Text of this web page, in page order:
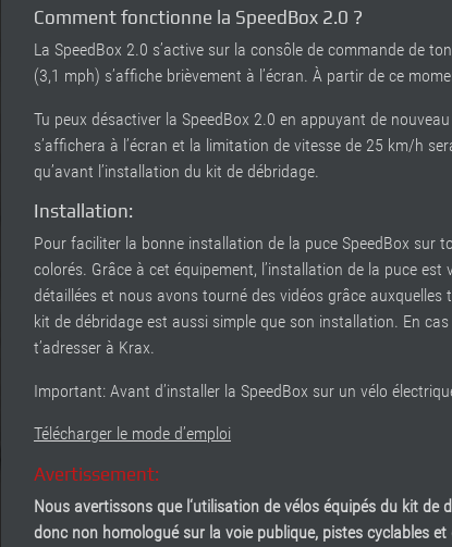
Comment fonctionne la SpeedBox 2.0 ?
La SpeedBox 2.0 s’active sur la consôle de commande de
(3,1 mph) s’affiche brièvement à l’écran. À partir de ce
Tu peux désactiver la SpeedBox 2.0 en appuyant de
s’affichera à l’écran et la limitation de vitesse de 25 km/h
qu’avant l’installation du kit de débridage.
Installation:
Pour faciliter la bonne installation de la puce SpeedBox sur
colorés. Grâce à cet équipement, l’installation de la puce
détaillées et nous avons tourné des vidéos grâce
kit de débridage est aussi simple que son installation. En
t’adresser à Krax.
Important: Avant d’installer la SpeedBox sur un vélo
Télécharger le mode d’emploi
Avertissement:
Nous avertissons que l‘utilisation de vélos équipés du kit
donc non homologué sur la voie publique, pistes cyclables